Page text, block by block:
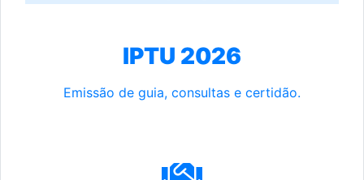
IPTU 2026
Emissão de guia, consultas e certidão.